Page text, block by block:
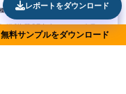
無料サンプルをダウンロード
レポートをダウンロード